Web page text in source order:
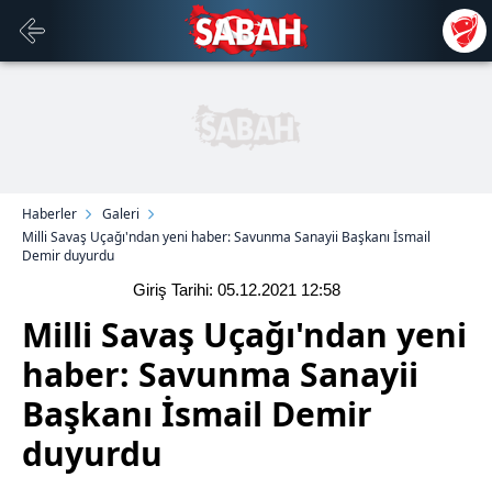
Haberler
Galeri
Milli Savaş Uçağı'ndan yeni haber: Savunma Sanayii Başkanı İsmail
Demir duyurdu
Giriş Tarihi: 05.12.2021 12:58
Milli Savaş Uçağı'ndan yeni
haber: Savunma Sanayii
Başkanı İsmail Demir
duyurdu